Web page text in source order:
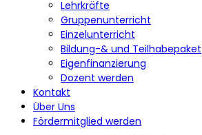
Lehrkräfte
Gruppenunterricht
Einzelunterricht
Bildung-& und Teilhabepaket
Eigenfinanzierung
Dozent werden
Kontakt
Über Uns
Fördermitglied werden